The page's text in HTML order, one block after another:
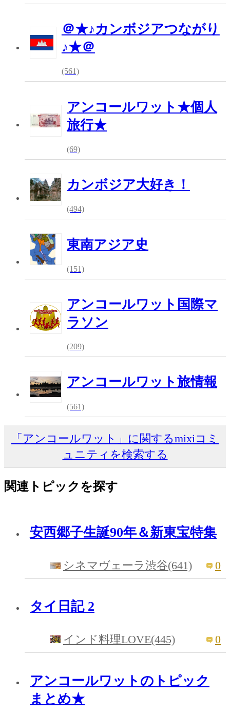
＠★♪カンボジアつながり
♪★＠
(561)
アンコールワット★個人
旅行★
(69)
カンボジア大好き！
(494)
東南アジア史
(151)
アンコールワット国際マ
ラソン
(209)
アンコールワット旅情報
(561)
「アンコールワット」に関するmixiコミ
ュニティを検索する
関連トピックを探す
安西郷子生誕90年＆新東宝特集
シネマヴェーラ渋谷(641) 0
タイ日記 2
インド料理LOVE(445) 0
アンコールワットのトピック
まとめ★